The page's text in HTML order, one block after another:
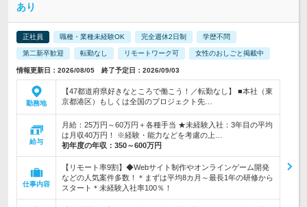
あり
正社員 職種・業種未経験OK 完全週休2日制 学歴不問
第二新卒歓迎 転勤なし リモートワーク可 女性のおしごと掲載中
情報更新日：2026/08/05 終了予定日：2026/09/03
勤務地
【47都道府県好きなところで働こう！／転勤なし】 ■本社（東
京都港区）もしくは全国のプロジェクト先…
給与
月給：25万円～60万円＋各種手当 ★未経験入社：3年目の平均
は月収40万円！ ※経験・能力などを考慮の上…
初年度の年収： 350～600万円
仕事内容
【リモート率9割】◆Webサイト制作やオンラインゲーム開発
などの人気案件多数！＊まずは平均8カ月～最長1年の研修から
スタート＊未経験入社率100％！